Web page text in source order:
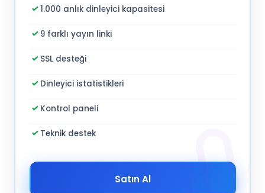
1.000 anlık dinleyici kapasitesi
9 farklı yayın linki
SSL desteği
Dinleyici istatistikleri
Kontrol paneli
Teknik destek
Satın Al